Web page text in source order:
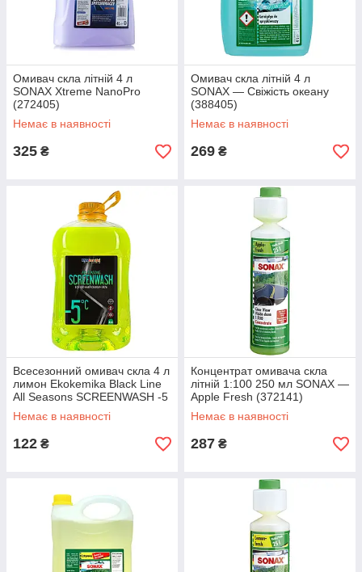
Омивач скла літній 4 л
SONAX Xtreme NanoPro
(272405)
Немає в наявності
325 ₴
Омивач скла літній 4 л
SONAX — Свіжість океану
(388405)
Немає в наявності
269 ₴
Всесезонний омивач скла 4 л
лимон Ekokemika Black Line
All Seasons SCREENWASH -5
°C (996211)
Немає в наявності
122 ₴
Концентрат омивача скла
літній 1:100 250 мл SONAX —
Apple Fresh (372141)
Немає в наявності
287 ₴